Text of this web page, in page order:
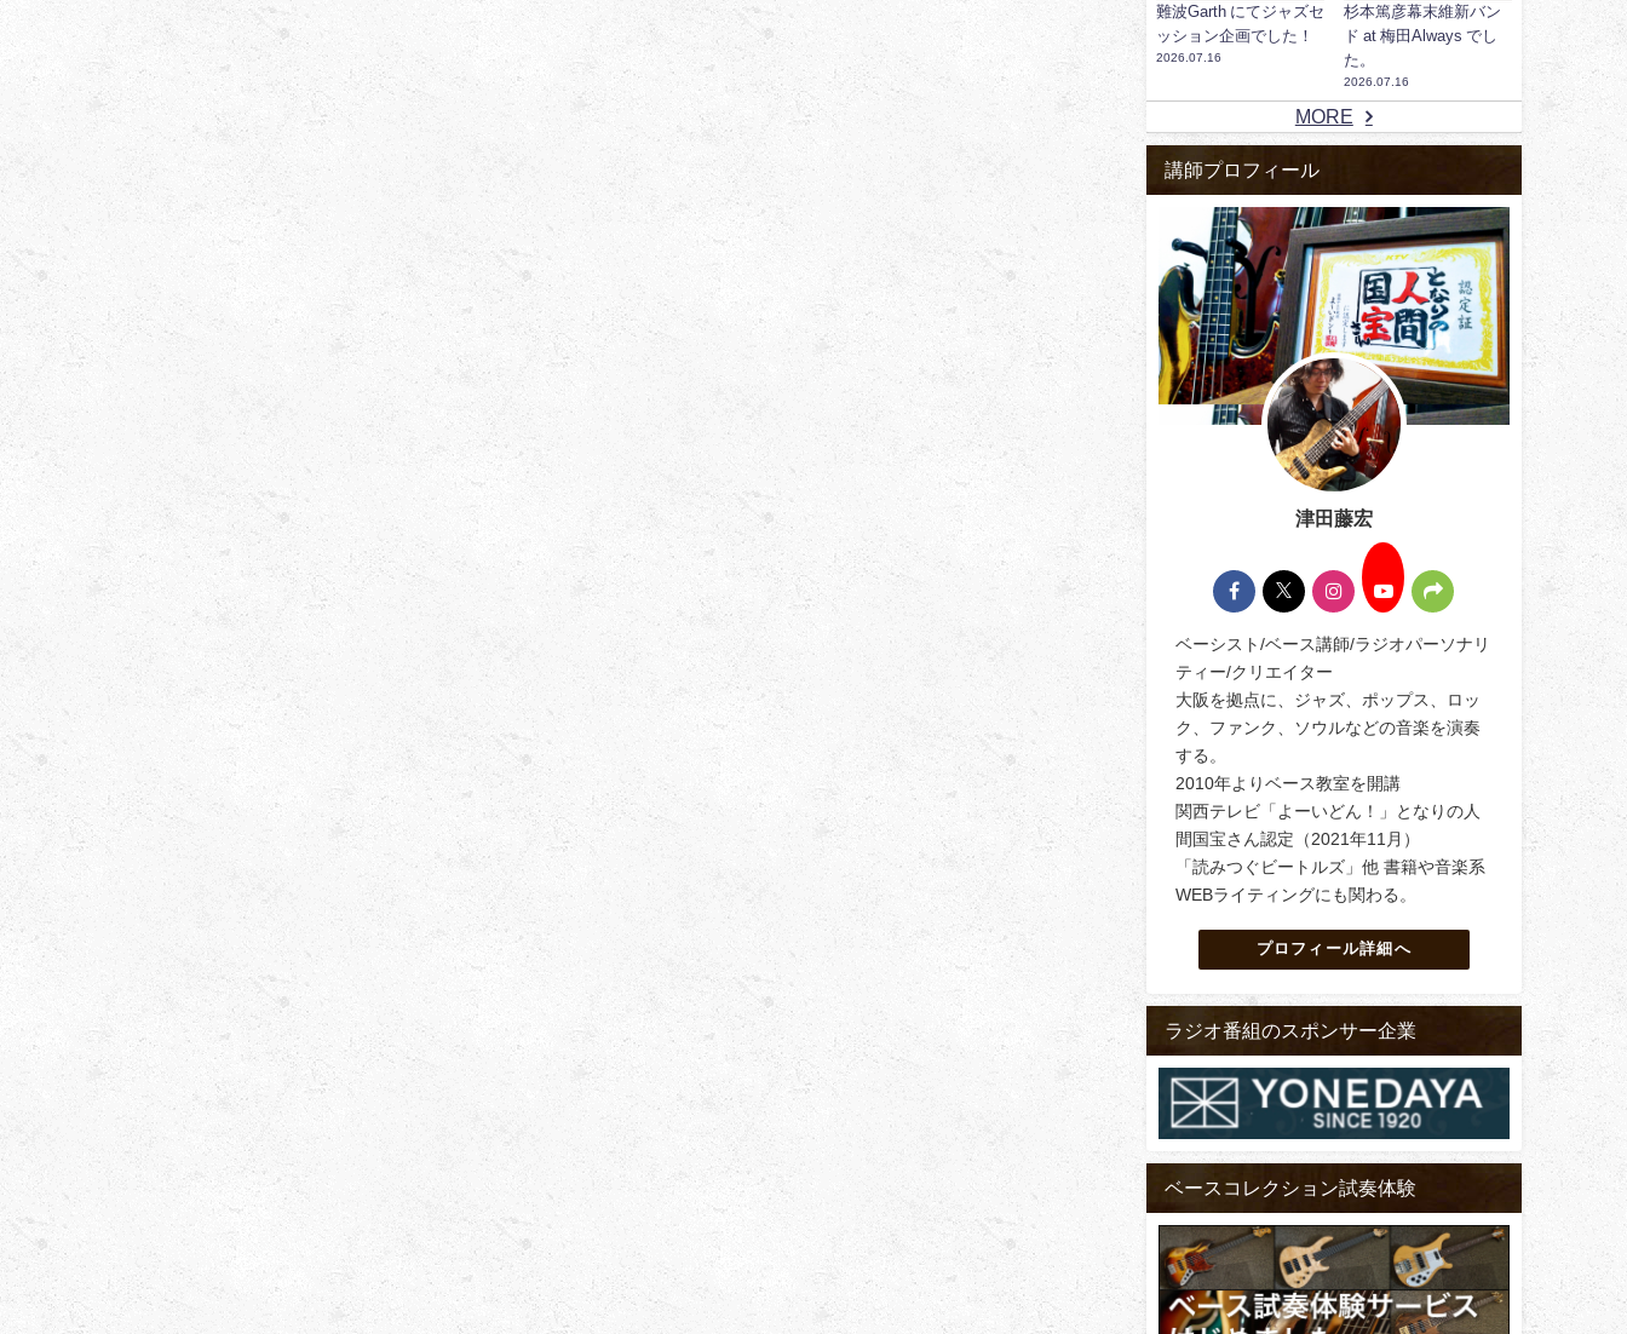
難波Garth にてジャズセ
ッション企画でした！
2026.07.16
杉本篤彦幕末維新バン
ド at 梅田Always でし
た。
2026.07.16
MORE
講師プロフィール
津田藤宏
ベーシスト/ベース講師/ラジオパーソナリ
ティー/クリエイター
大阪を拠点に、ジャズ、ポップス、ロッ
ク、ファンク、ソウルなどの音楽を演奏
する。
2010年よりベース教室を開講
関西テレビ「よーいどん！」となりの人
間国宝さん認定（2021年11月）
「読みつぐビートルズ」他 書籍や音楽系
WEBライティングにも関わる。
プロフィール詳細へ
ラジオ番組のスポンサー企業
ベースコレクション試奏体験